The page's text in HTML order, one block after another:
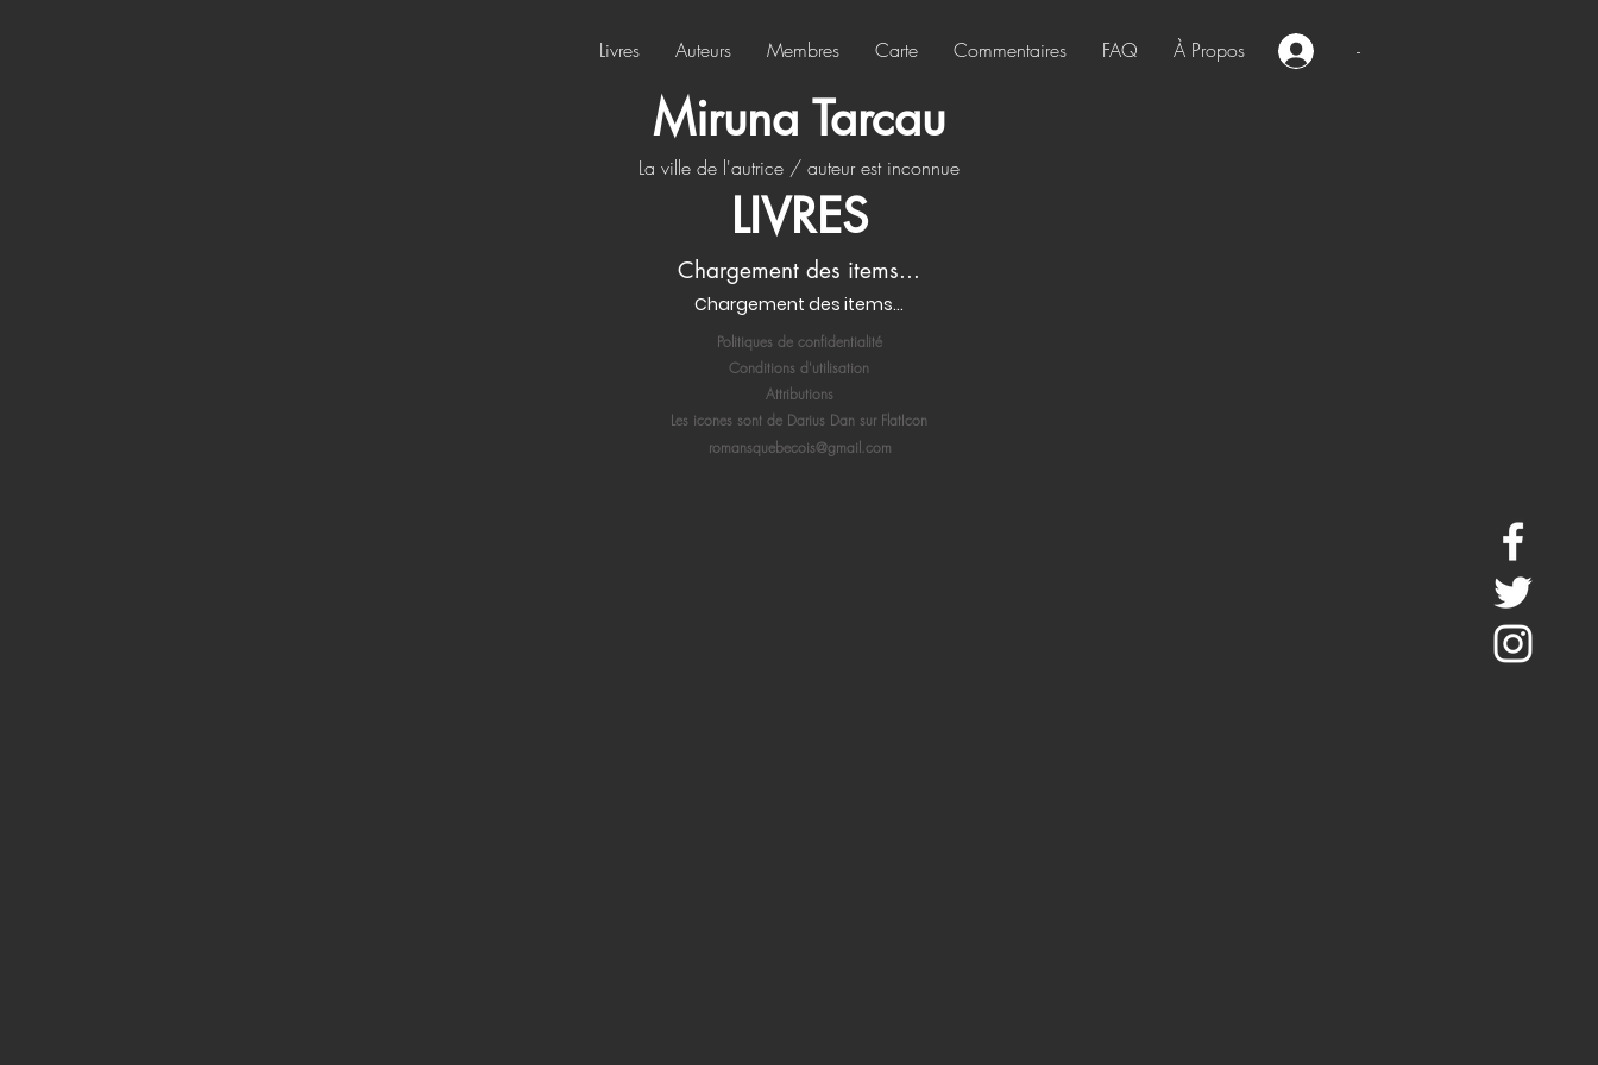
Livres Auteurs Membres Carte Commentaires FAQ À Propos -
Miruna Tarcau
La ville de l'autrice / auteur est inconnue
LIVRES
Chargement des items...
Chargement des items...
Politiques de confidentialité
Conditions d'utilisation
Attributions
Les icones sont de Darius Dan sur FlatIcon
romansquebecois@gmail.com